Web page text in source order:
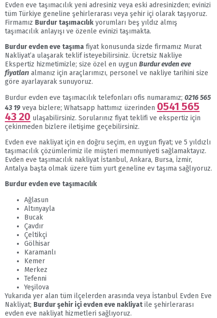
Evden eve taşımacılık yeni adresiniz veya eski adresinizden; evinizi
tüm Türkiye geneline şehirlerarası veya şehir içi olarak taşıyoruz.
Firmamız Burdur taşımacılık yorumları beş yıldız almış
taşımacılık anlayışı ve özenle evinizi taşımakta.
Burdur evden eve taşıma fiyat konusunda sizde firmamız Murat
Nakliyat’a ulaşarak teklif isteyebilirsiniz. Ücretsiz Nakliye
Ekspertiz hizmetimizle; size özel en uygun Burdur evden eve
fiyatları almanız için araçlarımızı, personel ve nakliye tarihini size
göre ayarlayarak sunuyoruz.
Burdur evden eve taşımacılık telefonları ofis numaramız; 0216 565
43 19 veya bizlere; Whatsapp hattımız üzerinden 0541 565
43 20 ulaşabilirsiniz. Sorularınız fiyat teklifi ve ekspertiz için
çekinmeden bizlere iletişime geçebilirsiniz.
Evden eve nakliyat için en doğru seçim, en uygun fiyat; ve 5 yıldızlı
taşımacılık çözümlerimiz ile müşteri memnuniyeti sağlamaktayız.
Evden eve taşımacılık nakliyat İstanbul, Ankara, Bursa, İzmir,
Antalya başta olmak üzere tüm yurt geneline ev taşıma sağlıyoruz.
Burdur evden eve taşımacılık
Ağlasun
Altınyayla
Bucak
Çavdır
Çeltikçi
Gölhisar
Karamanlı
Kemer
Merkez
Tefenni
Yeşilova
Yukarıda yer alan tüm ilçelerden arasında veya İstanbul Evden Eve
Nakliyat; Burdur şehir içi evden eve nakliyatile şehirlerarası
evden eve nakliyat hizmetleri sağlıyoruz.